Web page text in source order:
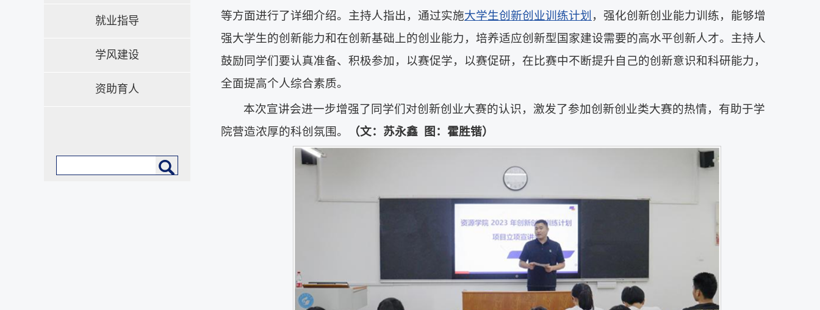
就业指导
学风建设
资助育人
等方面进行了详细介绍。主持人指出，通过实施大学生创新创业训练计划 ，强化创新创业能力训练，能够增
强大学生的创新能力和在创新基础上的创业能力，培养适应创新型国家建设需要的高水平创新人才。主持人
鼓励同学们要认真准备、积极参加，以赛促学，以赛促研，在比赛中不断提升自己的创新意识和科研能力，
全面提高个人综合素质。
本次宣讲会进一步增强了同学们对创新创业大赛的认识，激发了参加创新创业类大赛的热情，有助于学
院营造浓厚的科创氛围。
（文：苏永鑫 图：霍胜锴）